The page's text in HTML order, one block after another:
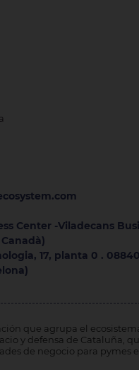
Center -Viladecans
17, planta 0 . 08840
que agrupa el
y defensa de Cataluña,
de negocio para pymes